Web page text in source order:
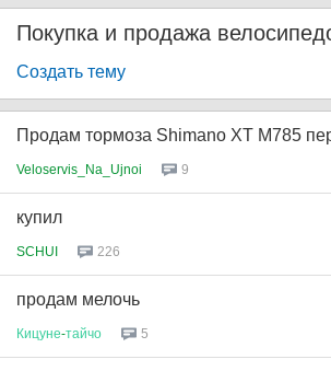
Создать тему
Продам тормоза Shimano XT M785
Veloservis_Na_Ujnoi 9
купил
SCHUI 226
продам мелочь
Кицуне-тайчо 5